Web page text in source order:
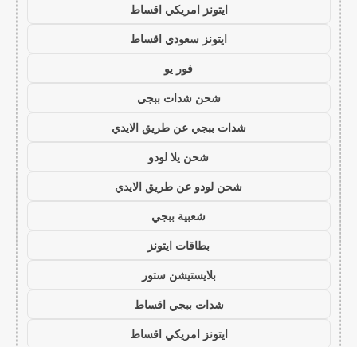
ايتونز امريكي اقساط
ايتونز سعودي اقساط
فور يو
شحن شدات ببجي
شدات ببجي عن طريق الايدي
شحن يلا لودو
شحن لودو عن طريق الايدي
شعبية ببجي
بطاقات ايتونز
بلايستيشن ستور
شدات ببجي اقساط
ايتونز امريكي اقساط